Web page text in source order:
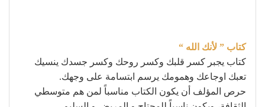
كتاب ” لأنك الله “
كتاب يجبر كسر قلبك وكسر روحك وكسر جسدك ينسيك
تعبك اوجاعك وهمومك يرسم ابتسامة على وجهك.
حرص المؤلف أن يكون الكتاب مناسباً لمن هم متوسطي